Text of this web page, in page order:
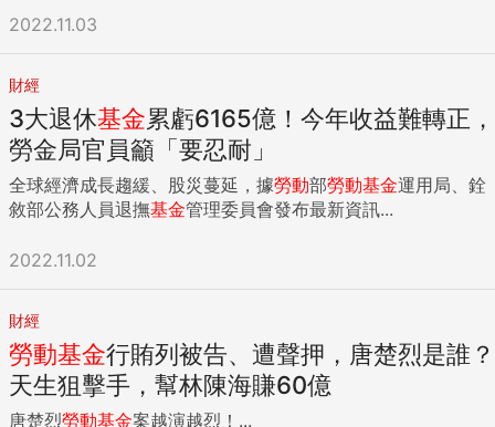
2022.11.03
財經
3大退休基金累虧6165億！今年收益難轉正，
勞金局官員籲「要忍耐」
全球經濟成長趨緩、股災蔓延，據勞動部勞動基金運用局、銓
敘部公務人員退撫基金管理委員會發布最新資訊...
2022.11.02
財經
勞動基金行賄列被告、遭聲押，唐楚烈是誰？
天生狙擊手，幫林陳海賺60億
唐楚烈勞動基金案越演越烈！...